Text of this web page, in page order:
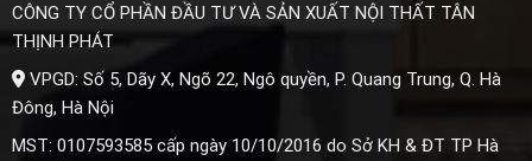
CÔNG TY CỔ PHẦN ĐẦU TƯ VÀ SẢN XUẤT NỘI THẤT TÂN
THỊNH PHÁT
VPGD: Số 5, Dãy X, Ngõ 22, Ngô quyền, P. Quang Trung, Q. Hà
Đông, Hà Nội
MST: 0107593585 cấp ngày 10/10/2016 do Sở KH & ĐT TP Hà